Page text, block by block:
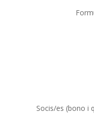
Socis/es (bono i